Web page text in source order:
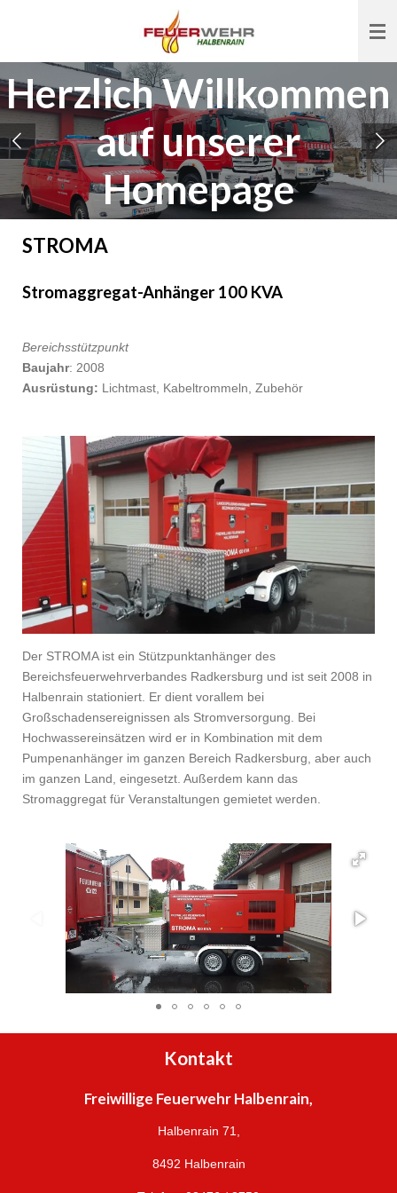
Herzlich Willkommen
auf unserer
Homepage
STROMA
Stromaggregat-Anhänger 100 KVA
Bereichsstützpunkt
Baujahr: 2008
Ausrüstung: Lichtmast, Kabeltrommeln, Zubehör
Der STROMA ist ein Stützpunktanhänger des
Bereichsfeuerwehrverbandes Radkersburg und ist seit 2008 in
Halbenrain stationiert. Er dient vorallem bei
Großschadensereignissen als Stromversorgung. Bei
Hochwassereinsätzen wird er in Kombination mit dem
Pumpenanhänger im ganzen Bereich Radkersburg, aber auch
im ganzen Land, eingesetzt. Außerdem kann das
Stromaggregat für Veranstaltungen gemietet werden.
Kontakt
Freiwillige Feuerwehr Halbenrain,
Halbenrain 71,
8492 Halbenrain